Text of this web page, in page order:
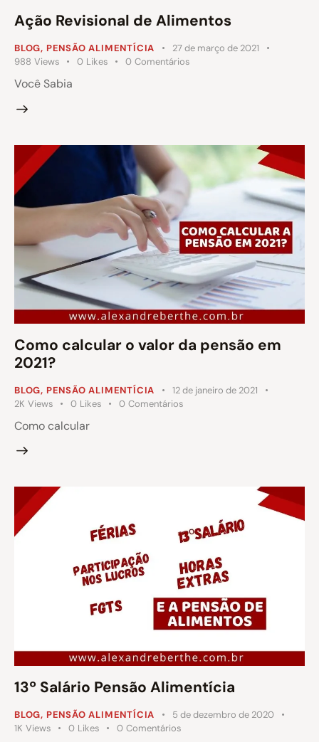
Ação Revisional de Alimentos
BLOG, PENSÃO ALIMENTÍCIA
27 de março de 2021
988 Views 0 Likes 0 Comentários
Você Sabia
Como calcular o valor da pensão em
2021?
BLOG, PENSÃO ALIMENTÍCIA
12 de janeiro de 2021
2K Views 0 Likes 0 Comentários
Como calcular
13º Salário Pensão Alimentícia
BLOG, PENSÃO ALIMENTÍCIA
5 de dezembro de 2020
1K Views 0 Likes 0 Comentários